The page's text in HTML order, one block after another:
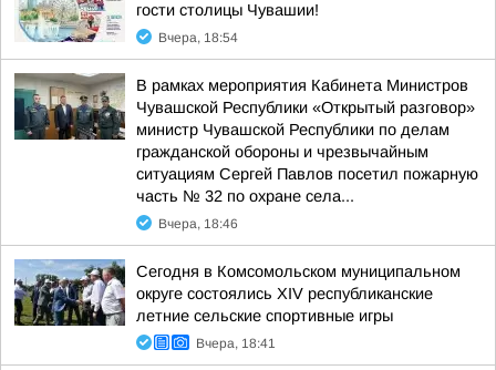
гости столицы Чувашии!
Вчера, 18:54
В рамках мероприятия Кабинета Министров
Чувашской Республики «Открытый разговор»
министр Чувашской Республики по делам
гражданской обороны и чрезвычайным
ситуациям Сергей Павлов посетил пожарную
часть № 32 по охране села...
Вчера, 18:46
Сегодня в Комсомольском муниципальном
округе состоялись XIV республиканские
летние сельские спортивные игры
Вчера, 18:41